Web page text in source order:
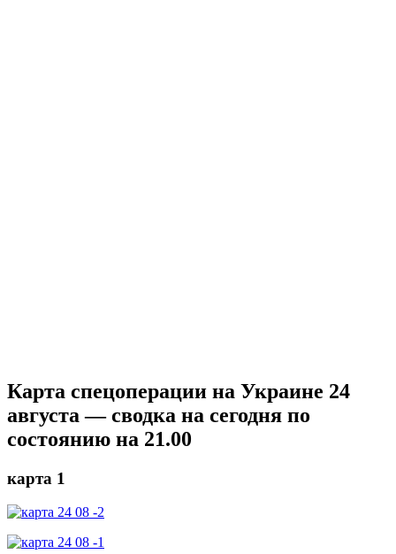
Карта спецоперации на Украине 24
августа — сводка на сегодня по
состоянию на 21.00
карта 1